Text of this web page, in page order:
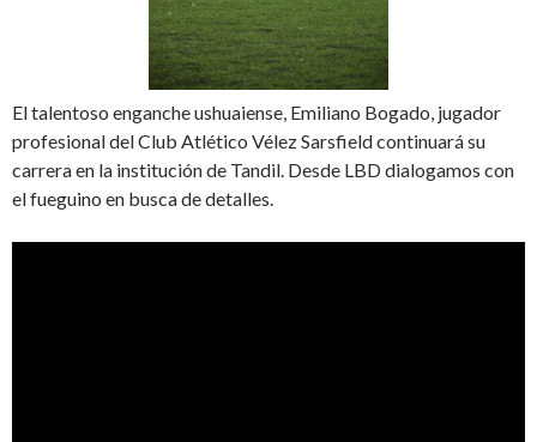
El talentoso enganche ushuaiense, Emiliano Bogado, jugador
profesional del Club Atlético Vélez Sarsfield continuará su
carrera en la institución de Tandil. Desde LBD dialogamos con
el fueguino en busca de detalles.